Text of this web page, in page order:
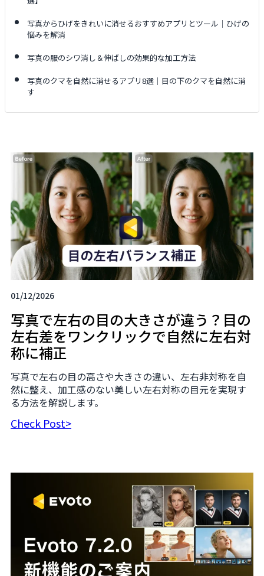
写真からひげをきれいに消せるおすすめアプリとツール｜ひげの
悩みを解消
写真の服のシワ消し＆伸ばしの効果的な加工方法
写真のクマを自然に消せるアプリ8選｜目の下のクマを自然に消
す
01/12/2026
写真で左右の目の大きさが違う？目の
左右差をワンクリックで自然に左右対
称に補正
写真で左右の目の高さや大きさの違い、左右非対称を自
然に整え、加工感のない美しい左右対称の目元を実現す
る方法を解説します。
Check Post>